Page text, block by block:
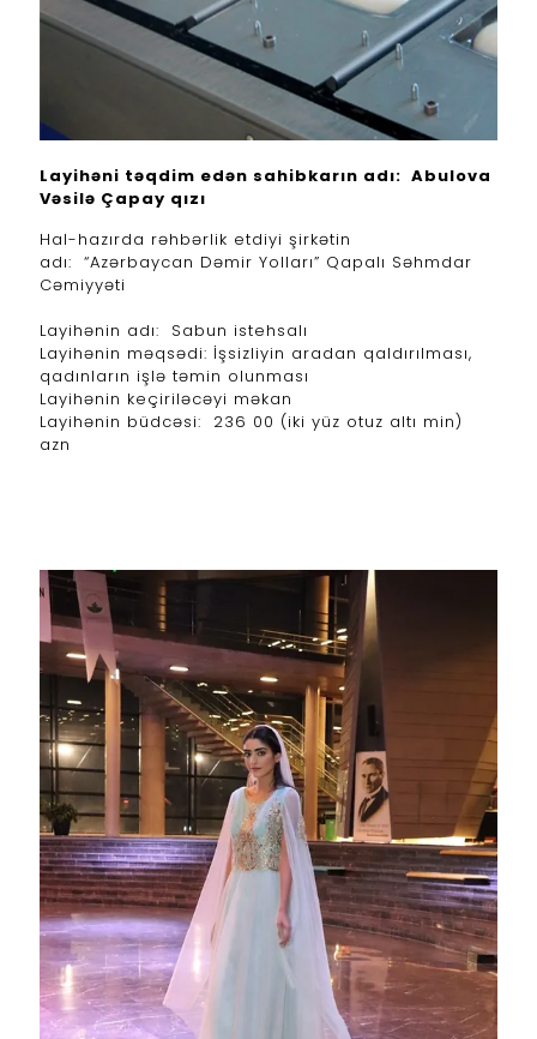
Layihəni təqdim edən sahibkarın adı: Abulova
Vəsilə Çapay qızı
Hal-hazırda rəhbərlik etdiyi şirkətin
adı: “Azərbaycan Dəmir Yolları” Qapalı Səhmdar
Cəmiyyəti
Layihənin adı: Sabun istehsalı
Layihənin məqsədi: İşsizliyin aradan qaldırılması,
qadınların işlə təmin olunması
Layihənin keçiriləcəyi məkan
Layihənin büdcəsi: 236 00 (iki yüz otuz altı min)
azn